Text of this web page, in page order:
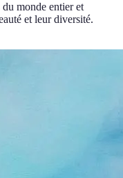
du monde entier et
et leur diversité.